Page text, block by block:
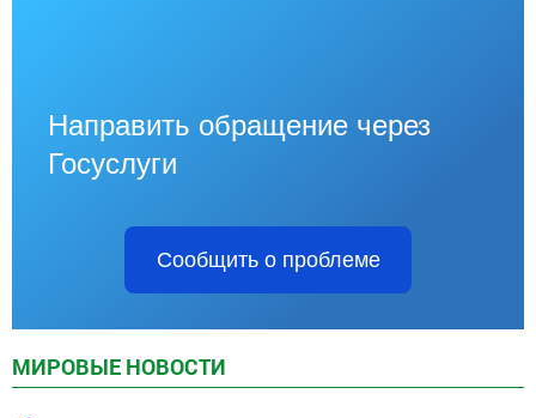
Направить обращение через
Госуслуги
Сообщить о проблеме
МИРОВЫЕ НОВОСТИ